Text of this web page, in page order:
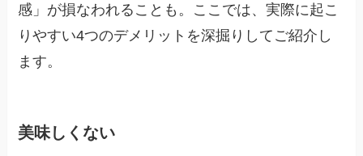
感」が損なわれることも。ここでは、実際に起こ
りやすい4つのデメリットを深掘りしてご紹介し
ます。
美味しくない